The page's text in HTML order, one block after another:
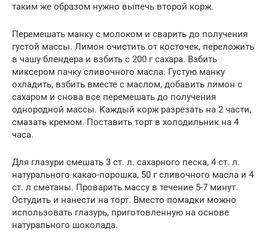
таким же образом нужно выпечь второй корж.
Перемешать манку с молоком и сварить до получения
густой массы. Лимон очистить от косточек, переложить
в чашу блендера и взбить с 200 г сахара. Взбить
миксером пачку сливочного масла. Густую манку
охладить, взбить вместе с маслом, добавить лимон с
сахаром и снова все перемешать до получения
однородной массы. Каждый корж разрезать на 2 части,
смазать кремом. Поставить торт в холодильник на 4
часа.
Для глазури смешать 3 ст. л. сахарного песка, 4 ст. л.
натурального какао-порошка, 50 г сливочного масла и 4
ст. л сметаны. Проварить массу в течение 5-7 минут.
Остудить и нанести на торт. Вместо помадки можно
использовать глазурь, приготовленную на основе
натурального шоколада.